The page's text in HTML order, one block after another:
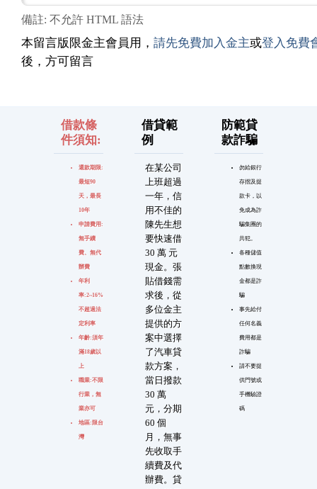
備註: 不允許 HTML 語法
本留言版限金主會員用， 請先免費加入金主或登入免費
後，方可留言
借款條
件須知:
還款期限:
最短90
天，最長
10年
申請費用:
無手續
費、無代
辦費
年利
率:2~16%
不超過法
定利率
年齡:須年
滿18歲以
上
職業:不限
行業，無
業亦可
地區:限台
灣
借貸範
例
在某公司
上班超過
一年，信
用不佳的
陳先生想
要快速借
30 萬 元
現金。張
貼借錢需
求後，從
多位金主
提供的方
案中選擇
了汽車貸
款方案，
當日撥款
30 萬
元，分期
60 個
月，無事
先收取手
續費及代
辦費。貸
防範貸
款詐騙
勿給銀行
存摺及提
款卡，以
免成為詐
騙集團的
共犯。
各種儲值
點數換現
金都是詐
騙
事先給付
任何名義
費用都是
詐騙
請不要提
供門號或
手機驗證
碼